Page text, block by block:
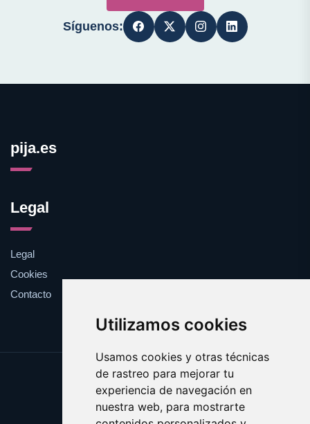
Utilizamos cookies
Usamos cookies y otras técnicas
de rastreo para mejorar tu
experiencia de navegación en
nuestra web, para mostrarte
Síguenos:
pija.es
Legal
Legal
Cookies
Contacto
Update cookies preferences
Copyright © 2025 pija.es